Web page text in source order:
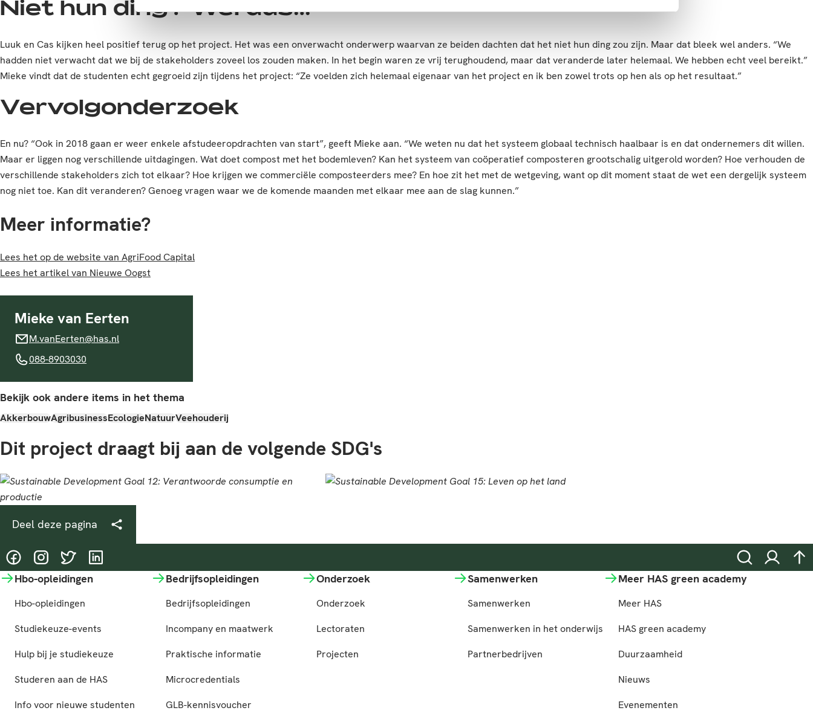
Niet hun ding? Wel dus…
Luuk en Cas kijken heel positief terug op het project. Het was een onverwacht onderwerp waarvan ze beiden dachten dat het niet hun ding zou zijn. Maar dat bleek wel anders. “We
hadden niet verwacht dat we bij de stakeholders zoveel los zouden maken. In het begin waren ze vrij terughoudend, maar dat veranderde later helemaal. We hebben echt veel bereikt.”
Mieke vindt dat de studenten echt gegroeid zijn tijdens het project: “Ze voelden zich helemaal eigenaar van het project en ik ben zowel trots op hen als op het resultaat.”
Vervolgonderzoek
En nu? “Ook in 2018 gaan er weer enkele afstudeeropdrachten van start”, geeft Mieke aan. “We weten nu dat het systeem globaal technisch haalbaar is en dat ondernemers dit willen.
Maar er liggen nog verschillende uitdagingen. Wat doet compost met het bodemleven? Kan het systeem van coöperatief composteren grootschalig uitgerold worden? Hoe verhouden de
verschillende stakeholders zich tot elkaar? Hoe krijgen we commerciële composteerders mee? En hoe zit het met de wetgeving, want op dit moment staat de wet een dergelijk systeem
nog niet toe. Kan dit veranderen? Genoeg vragen waar we de komende maanden met elkaar mee aan de slag kunnen.”
Meer informatie?
Lees het op de website van AgriFood Capital
Lees het artikel van Nieuwe Oogst
Mieke van Eerten
M.vanEerten@has.nl
M.vanEerten@has.nl
088-8903030
088-8903030
Bekijk ook andere items in het thema
AkkerbouwAgribusinessEcologieNatuurVeehouderij
Dit project draagt bij aan de volgende SDG's
Deel deze pagina
@HASgreenacademy
@HASgreenacademy
@greenacademyHAS
@HASgreenacademy ZoekenInloggen
Hbo-opleidingen
Hbo-opleidingen
Studiekeuze-events
Hulp bij je studiekeuze
Studeren aan de HAS
Info voor nieuwe studenten
Bedrijfsopleidingen
Bedrijfsopleidingen
Incompany en maatwerk
Praktische informatie
Microcredentials
GLB-kennisvoucher
Onderzoek
Onderzoek
Lectoraten
Projecten
Samenwerken
Samenwerken
Samenwerken in het onderwijs
Partnerbedrijven
Meer HAS green academy
Meer HAS
HAS green academy
Duurzaamheid
Nieuws
Evenementen